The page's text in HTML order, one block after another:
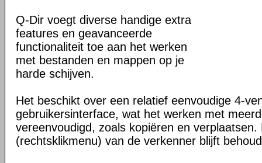
Q-Dir voegt diverse handige extra
features en geavanceerde
functionaliteit toe aan het werken
met bestanden en mappen op je
harde schijven.
Het beschikt over een relatief eenvoudige 4-
gebruikersinterface, wat het werken met
vereenvoudigd, zoals kopiëren en
(rechtsklikmenu) van de verkenner blijft